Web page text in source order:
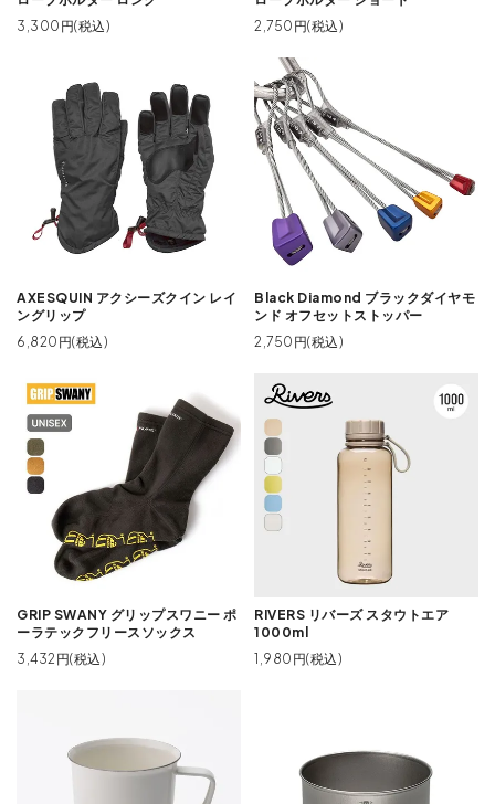
3,300円(税込)
2,750円(税込)
AXESQUIN アクシーズクイン レイ
ングリップ
6,820円(税込)
Black Diamond ブラックダイヤモ
ンド オフセットストッパー
2,750円(税込)
GRIP SWANY グリップスワニー ポ
ーラテックフリースソックス
3,432円(税込)
RIVERS リバーズ スタウトエア
1000ml
1,980円(税込)